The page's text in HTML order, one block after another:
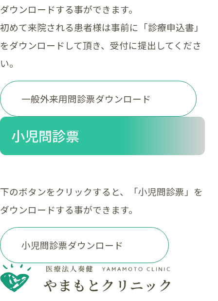
ダウンロードする事ができます。
初めて来院される患者様は事前に「診療申込書」
をダウンロードして頂き、受付に提出してくださ
い。
一般外来用問診票ダウンロード
小児問診票
下のボタンをクリックすると、「小児問診票」を
ダウンロードする事ができます。
小児問診票ダウンロード